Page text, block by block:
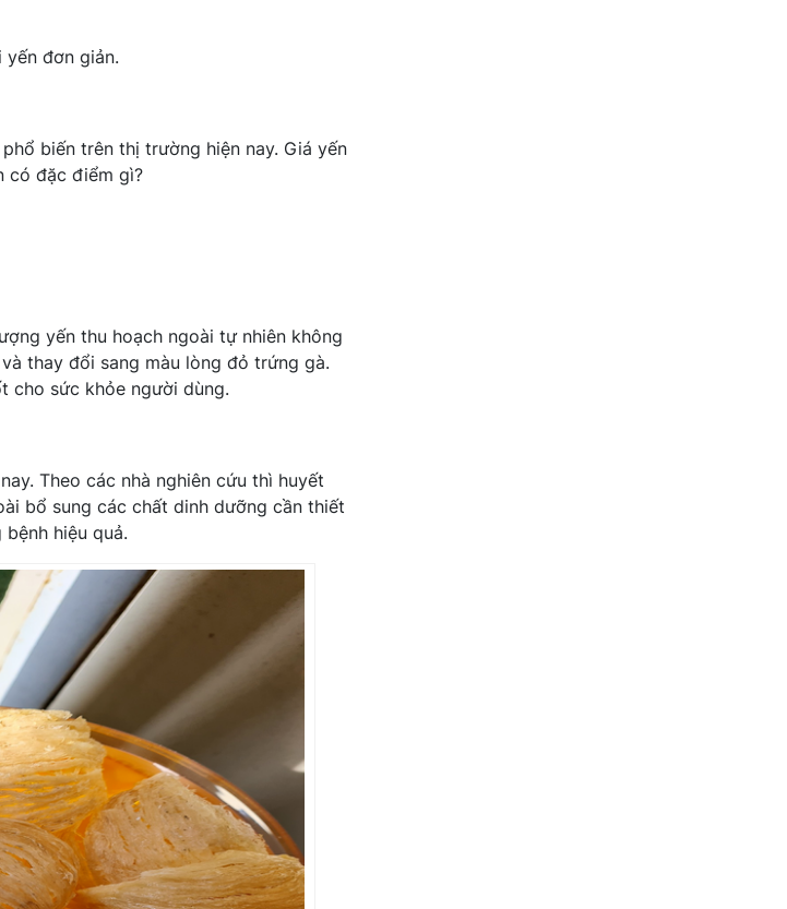
đơn giản.
biến trên thị trường hiện nay. Giá yến
có đặc điểm gì?
yến thu hoạch ngoài tự nhiên không
thay đổi sang màu lòng đỏ trứng gà.
cho sức khỏe người dùng.
Theo các nhà nghiên cứu thì huyết
bổ sung các chất dinh dưỡng cần thiết
hiệu quả.